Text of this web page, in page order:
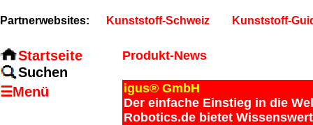
Produkt-News
igus® GmbH
Der einfache Einstieg in die
Robotics.de bietet
Startseite
Suchen
☰Menü
Partnerwebsites: Kunststoff-Schweiz Kunststoff-